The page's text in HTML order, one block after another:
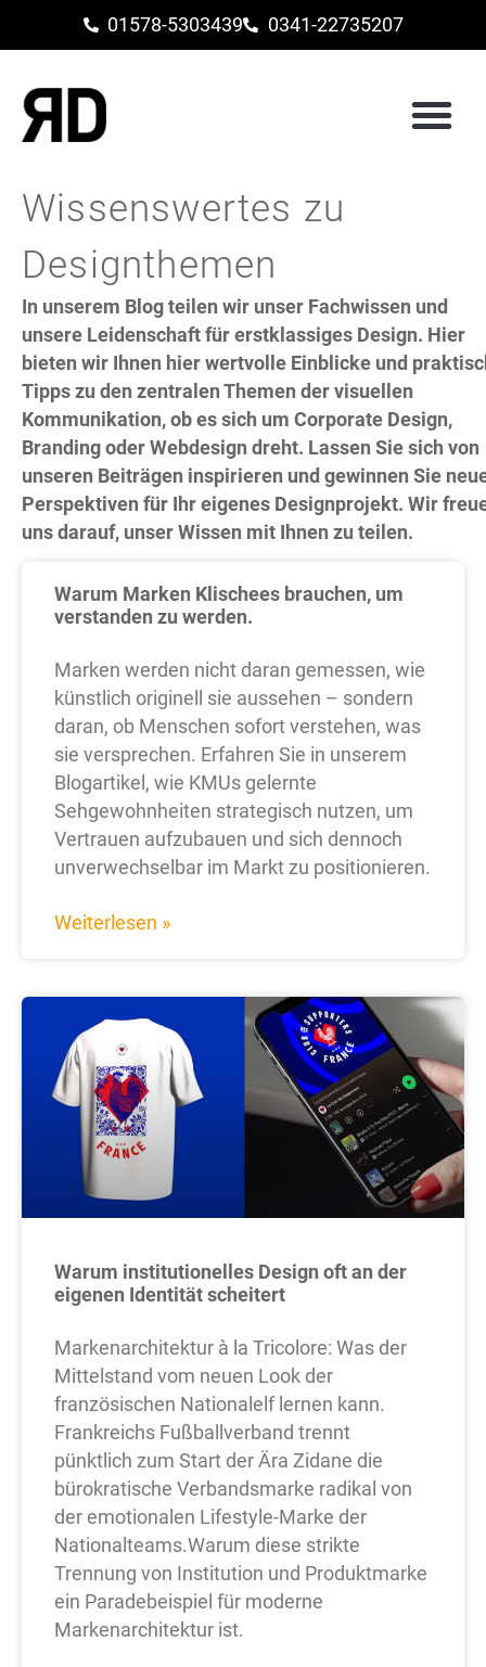
01578-5303439 0341-22735207
Wissenswertes zu
Designthemen
In unserem Blog teilen wir unser Fachwissen und
unsere Leidenschaft für erstklassiges Design. Hier
bieten wir Ihnen hier wertvolle Einblicke und
Tipps zu den zentralen Themen der visuellen
Kommunikation, ob es sich um Corporate Design,
Branding oder Webdesign dreht. Lassen Sie sich von
unseren Beiträgen inspirieren und gewinnen Sie
Perspektiven für Ihr eigenes Designprojekt. Wir
uns darauf, unser Wissen mit Ihnen zu teilen.
Warum Marken Klischees brauchen, um
verstanden zu werden.
Marken werden nicht daran gemessen, wie
künstlich originell sie aussehen – sondern
daran, ob Menschen sofort verstehen, was
sie versprechen. Erfahren Sie in unserem
Blogartikel, wie KMUs gelernte
Sehgewohnheiten strategisch nutzen, um
Vertrauen aufzubauen und sich dennoch
unverwechselbar im Markt zu positionieren.
Weiterlesen »
Warum institutionelles Design oft an der
eigenen Identität scheitert
Markenarchitektur à la Tricolore: Was der
Mittelstand vom neuen Look der
französischen Nationalelf lernen kann.
Frankreichs Fußballverband trennt
pünktlich zum Start der Ära Zidane die
bürokratische Verbandsmarke radikal von
der emotionalen Lifestyle-Marke der
Nationalteams.Warum diese strikte
Trennung von Institution und Produktmarke
ein Paradebeispiel für moderne
Markenarchitektur ist.